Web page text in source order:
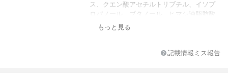
ス、クエン酸アセチルトリブチル、イソプ
ロパノール、ブタノール、ヒマシ油脂肪酸
(グリセリン/イソフタル酸)コポリマー、イ
ステアラルコニウムヘクトライト、カンフ
もっと見る
記載情報ミス報告